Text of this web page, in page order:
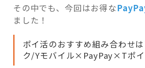
その中でも、今回はお得な
ました！
ポイ活のおすすめ組み合わせ
ク/Yモバイル×PayPay×Tポイ